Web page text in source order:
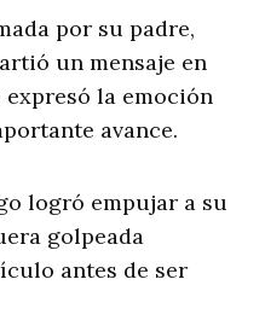
por su padre,
un mensaje en
expresó la emoción
avance.
logró empujar a su
golpeada
antes de ser